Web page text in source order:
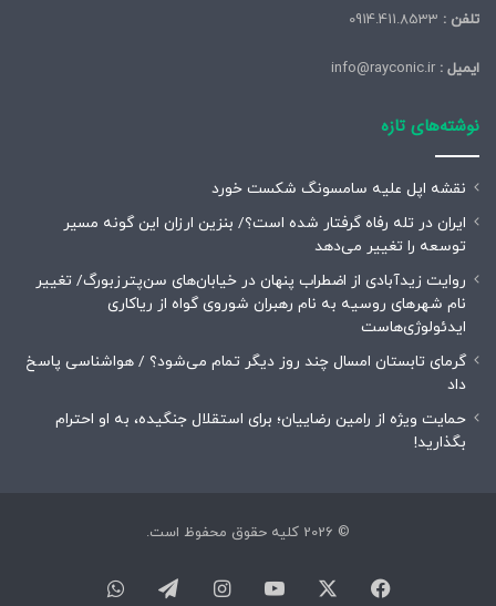
سلامت مو نشانه سلامت عمومی بدن است و ریزش مو می‌تواند
استفاده از مکمل‌های تخصصی که حاوی بیوتین، زینک، ویتامین
D، اسیدهای آمینه و آنتی‌اکسیدان‌ها هستند، در کنار اصلاح سبک
فولیکول‌ها محسوب می‌شود.
این رویکرد باعث می‌شود تارهای مو قوی‌تر، ضخیم‌تر و سالم‌تر
شوند و رشد موهای جدید نیز بهینه گردد. سلامت مو، با یک
ترکیب هوشمندانه از مکمل، تغذیه و سبک زندگی سالم، قابل
حفاظت و بهبود است.
کپی لینک
تلفن :
ایمیل :
نوشته‌های تازه
نقشه اپل علیه سامسونگ شکست خورد
ایران در تله رفاه گرفتار شده است؟/ بنزین ارزان این گونه مسیر
توسعه را تغییر می‌دهد
روایت زیدآبادی از اضطراب پنهان در خیابان‌های سن‌پترزبورگ/ تغییر
نام شهرهای روسیه به نام رهبران شوروی گواه از ریاکاری
ایدئولوژی‌هاست
گرمای تابستان امسال چند روز دیگر تمام می‌شود؟ / هواشناسی پاسخ
داد
حمایت ویژه از رامین رضاییان؛ برای استقلال جنگیده، به او احترام
بگذارید!
© 2026 کلیه حقوق محفوظ است.
فیسبوک ایکس یوتیوب اینستاگرامتلگرام